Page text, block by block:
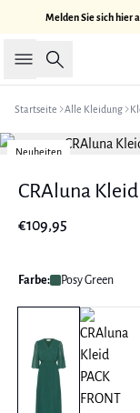
Melden Sie sich hier
Suche
Startseite Alle Kleidung
Neuheiten
CRAluna Kleid
€109,95
Farbe: Posy Green